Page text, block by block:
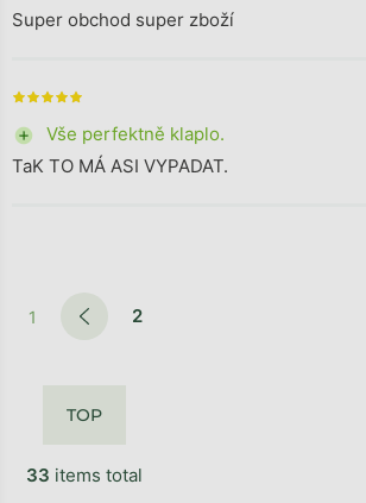
Super obchod super zboží
The store rating is 5 out of 5 stars.
+ Vše perfektně klaplo.
TaK TO MÁ ASI VYPADAT.
1 2
33 items total
TOP